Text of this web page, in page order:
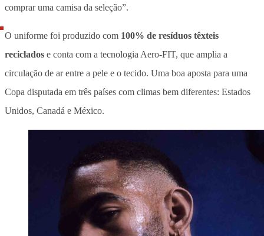
comprar uma camisa da seleção”.
O uniforme foi produzido com 100% de resíduos têxteis
reciclados e conta com a tecnologia Aero-FIT, que amplia a
circulação de ar entre a pele e o tecido. Uma boa aposta para uma
Copa disputada em três países com climas bem diferentes: Estados
Unidos, Canadá e México.